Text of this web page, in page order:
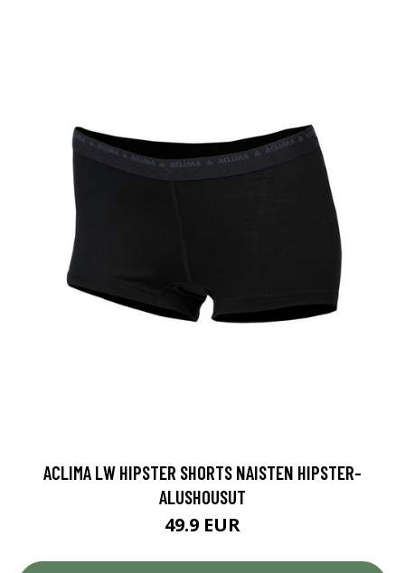
ACLIMA LW HIPSTER SHORTS NAISTEN HIPSTER-
ALUSHOUSUT
49.9 EUR